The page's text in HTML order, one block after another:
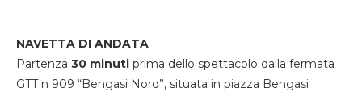
NAVETTA DI ANDATA
Partenza 30 minuti prima dello spettacolo dalla fermata
GTT n 909 “Bengasi Nord”, situata in piazza Bengasi